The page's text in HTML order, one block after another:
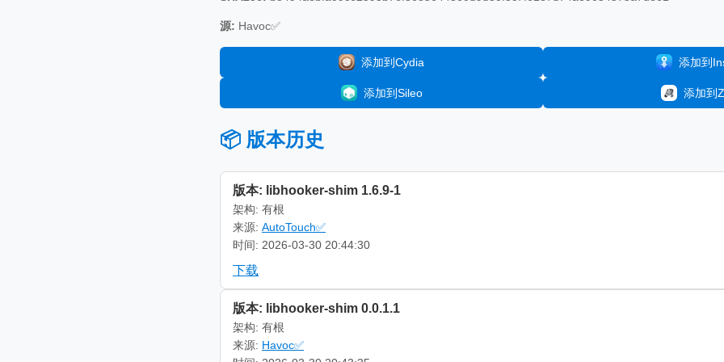
源: Havoc✅
添加到Cydia 添加到
添加到Sileo 添加到
📦 版本历史
版本: libhooker-shim 1.6.9-1
架构: 有根
来源: AutoTouch✅
时间: 2026-03-30 20:44:30
下载
版本: libhooker-shim 0.0.1.1
架构: 有根
来源: Havoc✅